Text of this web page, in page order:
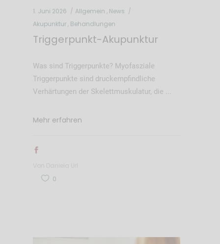
1. Juni 2026 Allgemein , News
Akupunktur , Behandlungen
Triggerpunkt-Akupunktur
Was sind Triggerpunkte? Myofasziale
Triggerpunkte sind druckempfindliche
Verhärtungen der Skelettmuskulatur, die
Mehr erfahren
0